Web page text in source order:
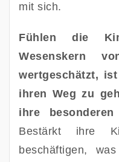
mit sich.
Fühlen die
Wesenskern
wertgeschätzt,
ihren Weg zu
ihre
Bestärkt ihre
beschäftigen,